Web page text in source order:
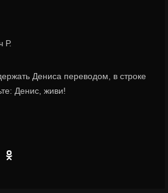
Р.
Дениса переводом, в строке
Денис, живи!
Twitter